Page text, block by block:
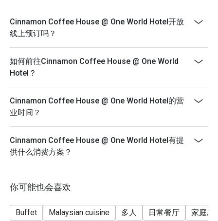
• Dining are only according to the time slot of the
security deposit.
Special Holidays including Christmas & New Year,
Chinese New Year, Ramadhan month, Hari Raya,
Mother's Day, Father's Day, Valentines Day, Easter Day
& more.
Kindly WhatsApp us at +60 16-210 9521 or email to
Cinnamon Coffee House @ One World Hotel开放
线上预订吗？
如何前往Cinnamon Coffee House @ One World
Hotel？
Cinnamon Coffee House @ One World Hotel的营
业时间？
Cinnamon Coffee House @ One World Hotel有提
供什么消费方案？
你可能也会喜欢
Buffet Malaysian cuisine 多人 日常餐厅 家庭聚